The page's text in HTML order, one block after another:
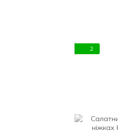
2